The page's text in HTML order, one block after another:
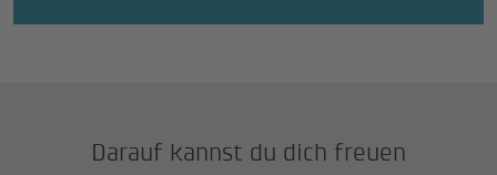
Darauf kannst du dich freuen